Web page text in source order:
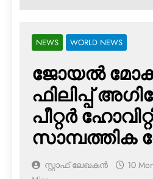
NEWS WORLD NEWS
ജോയല്‍
ഫിലിപ്പ്
പീറ്റര്‍
സ്റ്റാഫ് ലേഖകൻ 10